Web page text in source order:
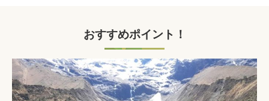
おすすめポイント！